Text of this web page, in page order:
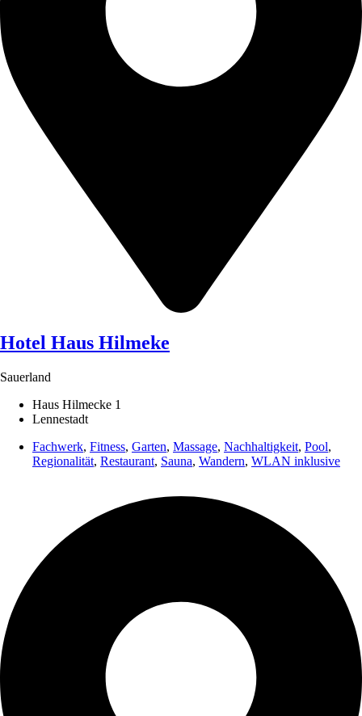
Hotel Haus Hilmeke
Sauerland
Haus Hilmecke 1
Lennestadt
Fachwerk, Fitness, Garten, Massage, Nachhaltigkeit, Pool,
Regionalität, Restaurant, Sauna, Wandern, WLAN inklusive